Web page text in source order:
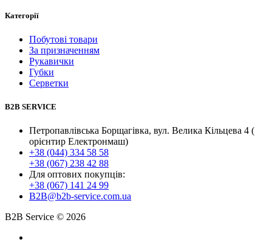
Категорії
Побутові товари
За призначенням
Рукавички
Губки
Серветки
B2B SERVICE
Петропавлівська Борщагівка, вул. Велика Кільцева 4 (
орієнтир Електронмаш)
+38 (044) 334 58 58
+38 (067) 238 42 88
Для оптових покупців:
+38 (067) 141 24 99
B2B@b2b-service.com.ua
B2B Service © 2026